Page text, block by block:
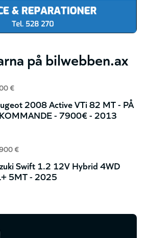
på bilwebben.ax
€
2008 Active VTi 82 MT - PÅ
- 7900€ - 2013
€
Swift 1.2 12V Hybrid 4WD
5MT - 2025